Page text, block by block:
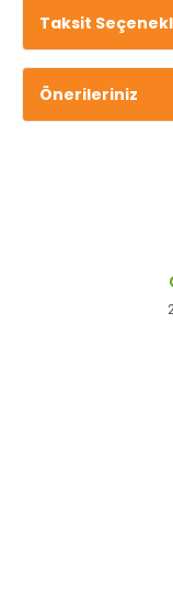
Taksit
Önerileriniz